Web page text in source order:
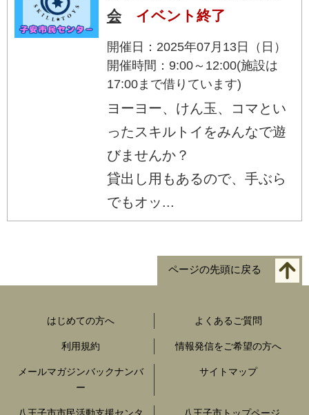
会
イベント終了
開催日：2025年07月13日（日）
開催時間：9:00～12:00(施設は
17:00まで借りています)
ヨーヨー、けん玉、コマとい
ったスキルトイをみんなで遊
びませんか？
貸出し用もあるので、手ぶら
でもオッ...
ページの先頭に戻る
はじめての方へ よくあるご質問
利用規約 情報発信をご希望の方へ
メールマガジンバックナンバ
ー
サイトマップ